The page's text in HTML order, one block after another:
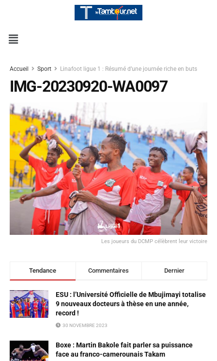
Accueil Sport Linafoot ligue 1 : Résumé d’une journée riche en buts
IMG-20230920-WA0097
Les joueurs du DCMP célèbrent leur victoire
Tendance Commentaires Dernier
ESU : l’Université Officielle de Mbujimayi totalise
9 nouveaux docteurs à thèse en une année,
record !
30 NOVEMBRE 2023
Boxe : Martin Bakole fait parler sa puissance
face au franco-camerounais Takam